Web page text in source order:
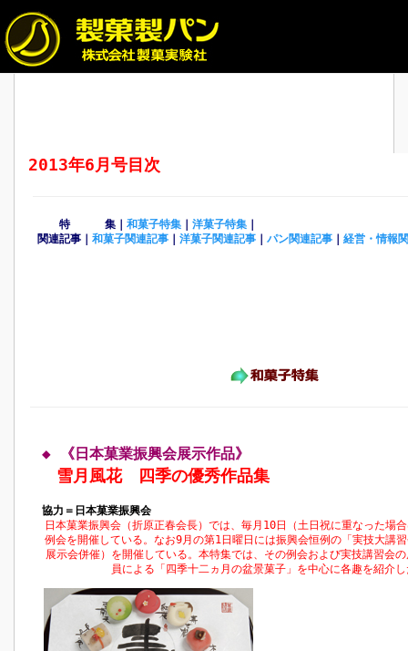
2013年6月号目次
特 集｜ 和菓子特集｜ 洋菓子特集｜
関連記事｜ 和菓子関連記事｜ 洋菓子関連記事｜ パン関連記事｜ 経営・情報
◆ 《日本菓業振興会展示作品》
雪月風花 四季の優秀作品集
協力＝日本菓業振興会
日本菓業振興会（折原正春会長）では、毎月10日（土日祝に重なった場
例会を開催している。なお9月の第1日曜日には振興会恒例の「実技大講
展示会併催）を開催している。本特集では、その例会および実技講習会
員による「四季十二ヵ月の盆景菓子」を中心に各趣を紹介